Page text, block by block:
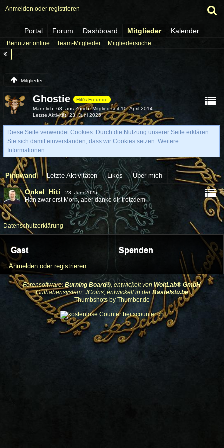
Anmelden oder registrieren
Portal Forum Dashboard Mitglieder Kalender
Benutzer online Team-Mitglieder Mitgliedersuche
Mitglieder
Ghostie
Hiti's Freunde
Männlich
68 aus Zürich Mitglied seit 10. April 2014
Letzte Aktivität 23. Juni 2025
Diese Seite verwendet Cookies. Durch die Nutzung unserer Seite erklären
Sie sich damit einverstanden, dass wir Cookies setzen. Weitere
Informationen
Pinnwand Letzte Aktivitäten Likes Über mich
Onkel_Hiti - 23. Juni 2025
Han zwar erst Morn, aber danke dir trotzdem
Datenschutzerklärung
Gast
Anmelden oder registrieren
Spenden
Forensoftware: Burning Board®, entwickelt von WoltLab® GmbH
Guthabensystem: JCoins, entwickelt in derBastelstu.be
Thumbshots by Thumber.de